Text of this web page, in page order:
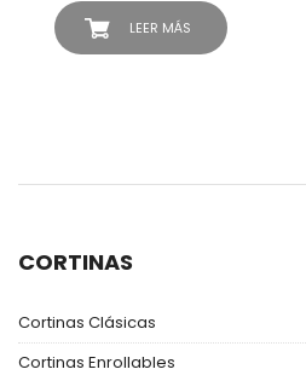
CORTINAS
Cortinas Clásicas
Cortinas Enrollables
LEER MÁS